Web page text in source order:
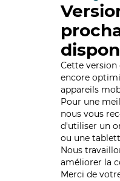
Cette version
encore
appareils
Pour une
nous vous
d'utiliser un
ou une
Nous
améliorer la
Merci de